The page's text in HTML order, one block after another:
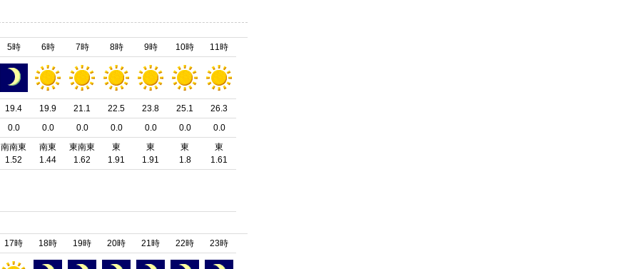
5時
19.4
0.0
南南東
1.52
6時
19.9
0.0
南東
1.44
7時
21.1
0.0
東南東
1.62
8時
22.5
0.0
東
1.91
9時
23.8
0.0
東
1.91
10時
25.1
0.0
東
1.8
11時
26.3
0.0
東
1.61
17時 18時 19時 20時 21時 22時 23時